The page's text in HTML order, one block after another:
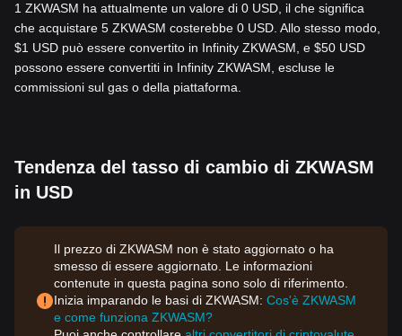
1 ZKWASM ha attualmente un valore di 0 USD, il che significa
che acquistare 5 ZKWASM costerebbe 0 USD. Allo stesso modo,
$1 USD può essere convertito in Infinity ZKWASM, e $50 USD
possono essere convertiti in Infinity ZKWASM, escluse le
commissioni sul gas o della piattaforma.
Tendenza del tasso di cambio di ZKWASM
in USD
Il prezzo di ZKWASM non è stato aggiornato o ha
smesso di essere aggiornato. Le informazioni
contenute in questa pagina sono solo di riferimento.
Inizia imparando le basi di ZKWASM: Cos'è ZKWASM
e come funziona ZKWASM?